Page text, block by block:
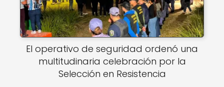
El operativo de seguridad ordenó una
multitudinaria celebración por la
Selección en Resistencia